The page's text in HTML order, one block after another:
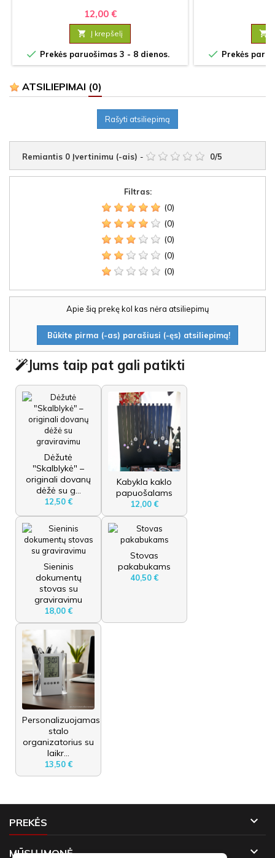
12,00 €
 Į krepšelį
 Prekės paruošimas 3 - 8 dienos.

 Prekės
ATSILIEPIMAI (0)
Rašyti atsiliepimą
Remiantis 0 Įvertinimu (-ais) - 0/5
Filtras:
(0)
(0)
(0)
(0)
(0)
Apie šią prekę kol kas nėra atsiliepimų
Būkite pirma (-as) parašiusi (-ęs) atsiliepimą!
Jums taip pat gali patikti
Dėžutė
"Skalblykė" –
originali dovanų
dėžė su g...
12,50 €
Kabykla kaklo
papuošalams
12,00 €
Sieninis
dokumentų
stovas su
graviravimu
18,00 €
Stovas
pakabukams
40,50 €
Personalizuojamas
stalo
organizatorius su
laikr...
13,50 €
PREKĖS 
MŪSŲ ĮMONĖ 